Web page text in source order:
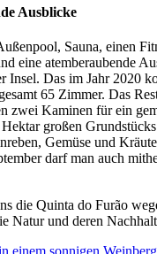
Ausblicke
Sauna, einen
eine atemberaubende
Insel. Das im Jahr 2020
65 Zimmer. Das
zwei Kaminen für ein
Hektar großen
Gemüse und
darf man auch
die Quinta do Furão
Natur und deren